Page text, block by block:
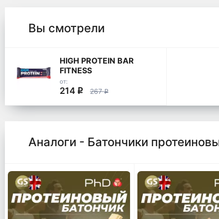
Вы смотрели
HIGH PROTEIN BAR
FITNESS
от:
214 q 267q
Аналоги - Батончики